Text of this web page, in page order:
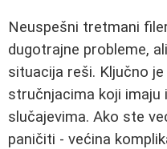
Neuspešni tretmani
dugotrajne probleme,
situacija reši. Ključno
stručnjacima koji imaju
slučajevima. Ako ste
paničiti - većina